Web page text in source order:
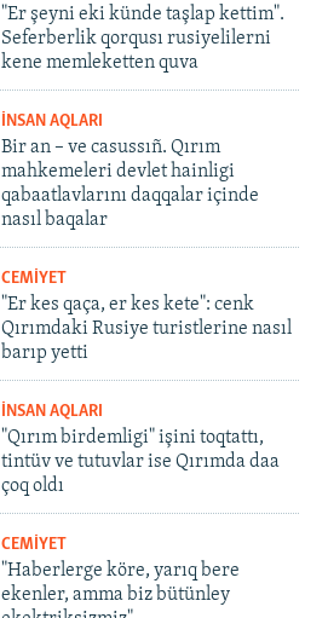
"Er şeyni eki künde taşlap kettim".
Seferberlik qorqusı rusiyelilerni
kene memleketten quva
İNSAN AQLARI
Bir an – ve casussıñ. Qırım
mahkemeleri devlet hainligi
qabaatlavlarını daqqalar içinde
nasıl baqalar
CEMİYET
"Er kes qaça, er kes kete": cenk
Qırımdaki Rusiye turistlerine nasıl
barıp yetti
İNSAN AQLARI
"Qırım birdemligi" işini toqtattı,
tintüv ve tutuvlar ise Qırımda daa
çoq oldı
CEMİYET
"Haberlerge köre, yarıq bere
ekenler, amma biz bütünley